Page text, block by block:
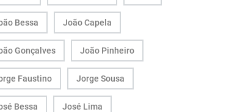
Bessa João Capela
Gonçalves João Pinheiro
Faustino Jorge Sousa
Bessa José Lima